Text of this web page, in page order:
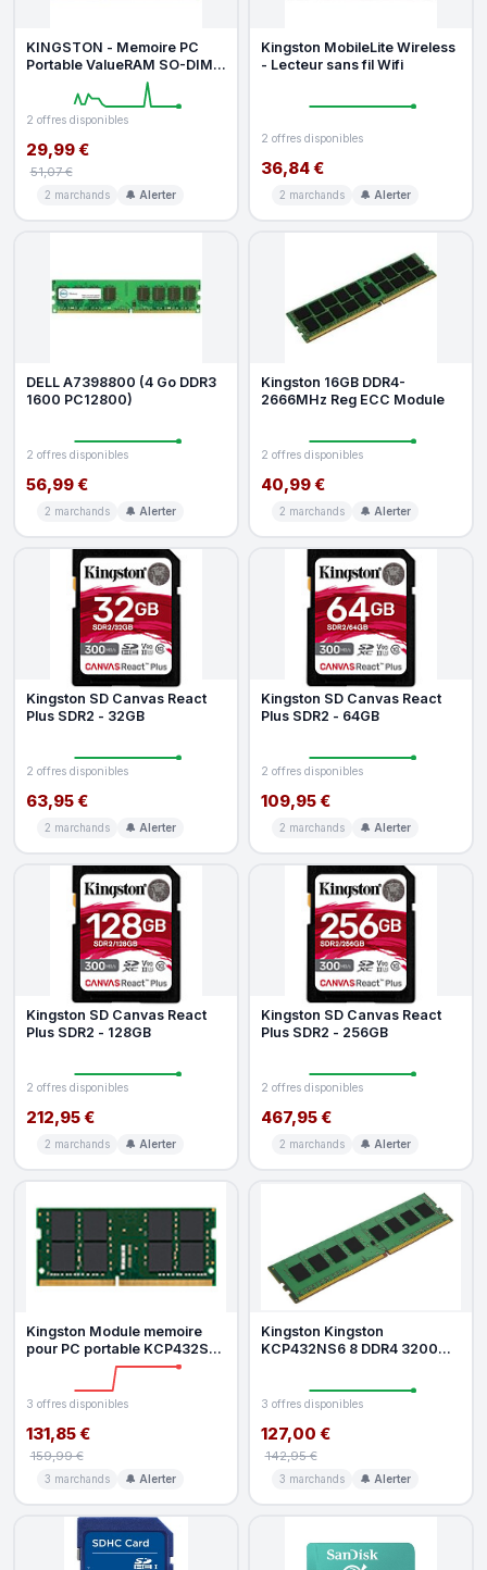
KINGSTON - Memoire PC
Portable ValueRAM SO-DIMM
DDR3 - 4 Go (1x4Go) -
1600MHz -
2 offres disponibles
29,99 €
51,07 €
2 marchands 🔔 Alerter
Kingston MobileLite Wireless
- Lecteur sans fil Wifi
2 offres disponibles
36,84 €
2 marchands 🔔 Alerter
DELL A7398800 (4 Go DDR3
1600 PC12800)
2 offres disponibles
56,99 €
2 marchands 🔔 Alerter
Kingston 16GB DDR4-
2666MHz Reg ECC Module
2 offres disponibles
40,99 €
2 marchands 🔔 Alerter
Kingston SD Canvas React
Plus SDR2 - 32GB
2 offres disponibles
63,95 €
2 marchands 🔔 Alerter
Kingston SD Canvas React
Plus SDR2 - 64GB
2 offres disponibles
109,95 €
2 marchands 🔔 Alerter
Kingston SD Canvas React
Plus SDR2 - 128GB
2 offres disponibles
212,95 €
2 marchands 🔔 Alerter
Kingston SD Canvas React
Plus SDR2 - 256GB
2 offres disponibles
467,95 €
2 marchands 🔔 Alerter
Kingston Module memoire
pour PC portable KCP432SD8
16 16 GB 1 x 16 GB RAM DDR4
3 offres disponibles
131,85 €
159,99 €
3 marchands 🔔 Alerter
Kingston Kingston
KCP432NS6 8 DDR4 3200
3 offres disponibles
127,00 €
142,95 €
3 marchands 🔔 Alerter